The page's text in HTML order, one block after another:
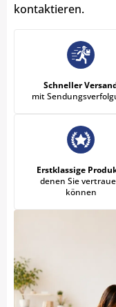
kontaktieren.
Schneller
mit
Erstklassige
denen Sie
können